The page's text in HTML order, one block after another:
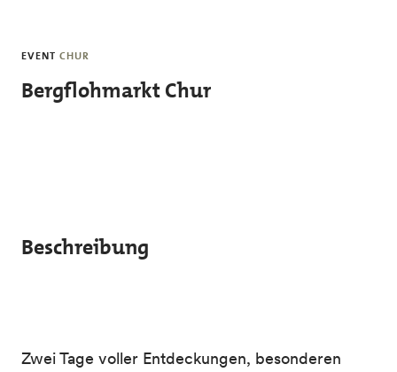
EVENT CHUR
Bergflohmarkt Chur
Beschreibung
Zwei Tage voller Entdeckungen, besonderen